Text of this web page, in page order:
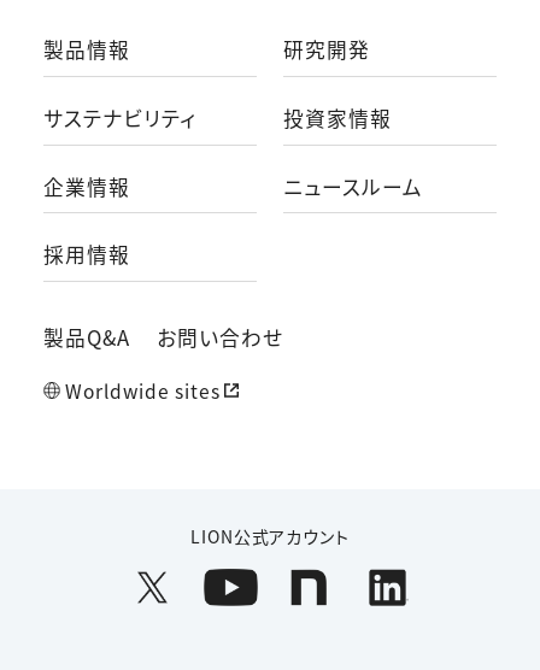
製品情報 研究開発
サステナビリティ 投資家情報
企業情報 ニュースルーム
採用情報
製品Q&A お問い合わせ
Worldwide sites
LION公式アカウント